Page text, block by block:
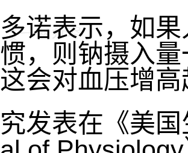
诺表示，如
，则钠摄入
会对血压增
发表在《美